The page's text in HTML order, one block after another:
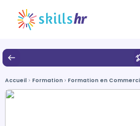
Accueil Formation Formation en